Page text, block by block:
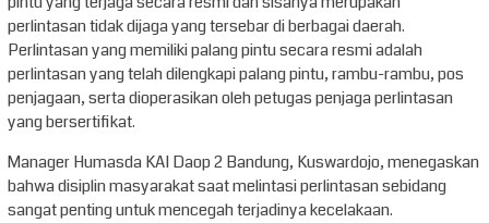
perlintasan tidak dijaga yang tersebar di berbagai daerah.
Perlintasan yang memiliki palang pintu secara resmi adalah
perlintasan yang telah dilengkapi palang pintu, rambu-rambu, pos
penjagaan, serta dioperasikan oleh petugas penjaga perlintasan
yang bersertifikat.
Manager Humasda KAI Daop 2 Bandung, Kuswardojo, menegaskan
bahwa disiplin masyarakat saat melintasi perlintasan sebidang
sangat penting untuk mencegah terjadinya kecelakaan.